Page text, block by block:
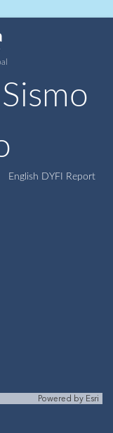
English DYFI Report
Powered by Esri